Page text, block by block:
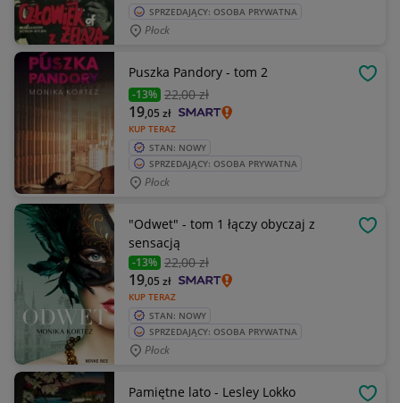
SPRZEDAJĄCY: OSOBA PRYWATNA
Płock
Puszka Pandory - tom 2
-13% 22,00 zł
KUP TERAZ
19,05 zł
STAN: NOWY
SPRZEDAJĄCY: OSOBA PRYWATNA
Płock
"Odwet" - tom 1 łączy obyczaj z
sensacją
-13% 22,00 zł
KUP TERAZ
19,05 zł
STAN: NOWY
SPRZEDAJĄCY: OSOBA PRYWATNA
Płock
Pamiętne lato - Lesley Lokko